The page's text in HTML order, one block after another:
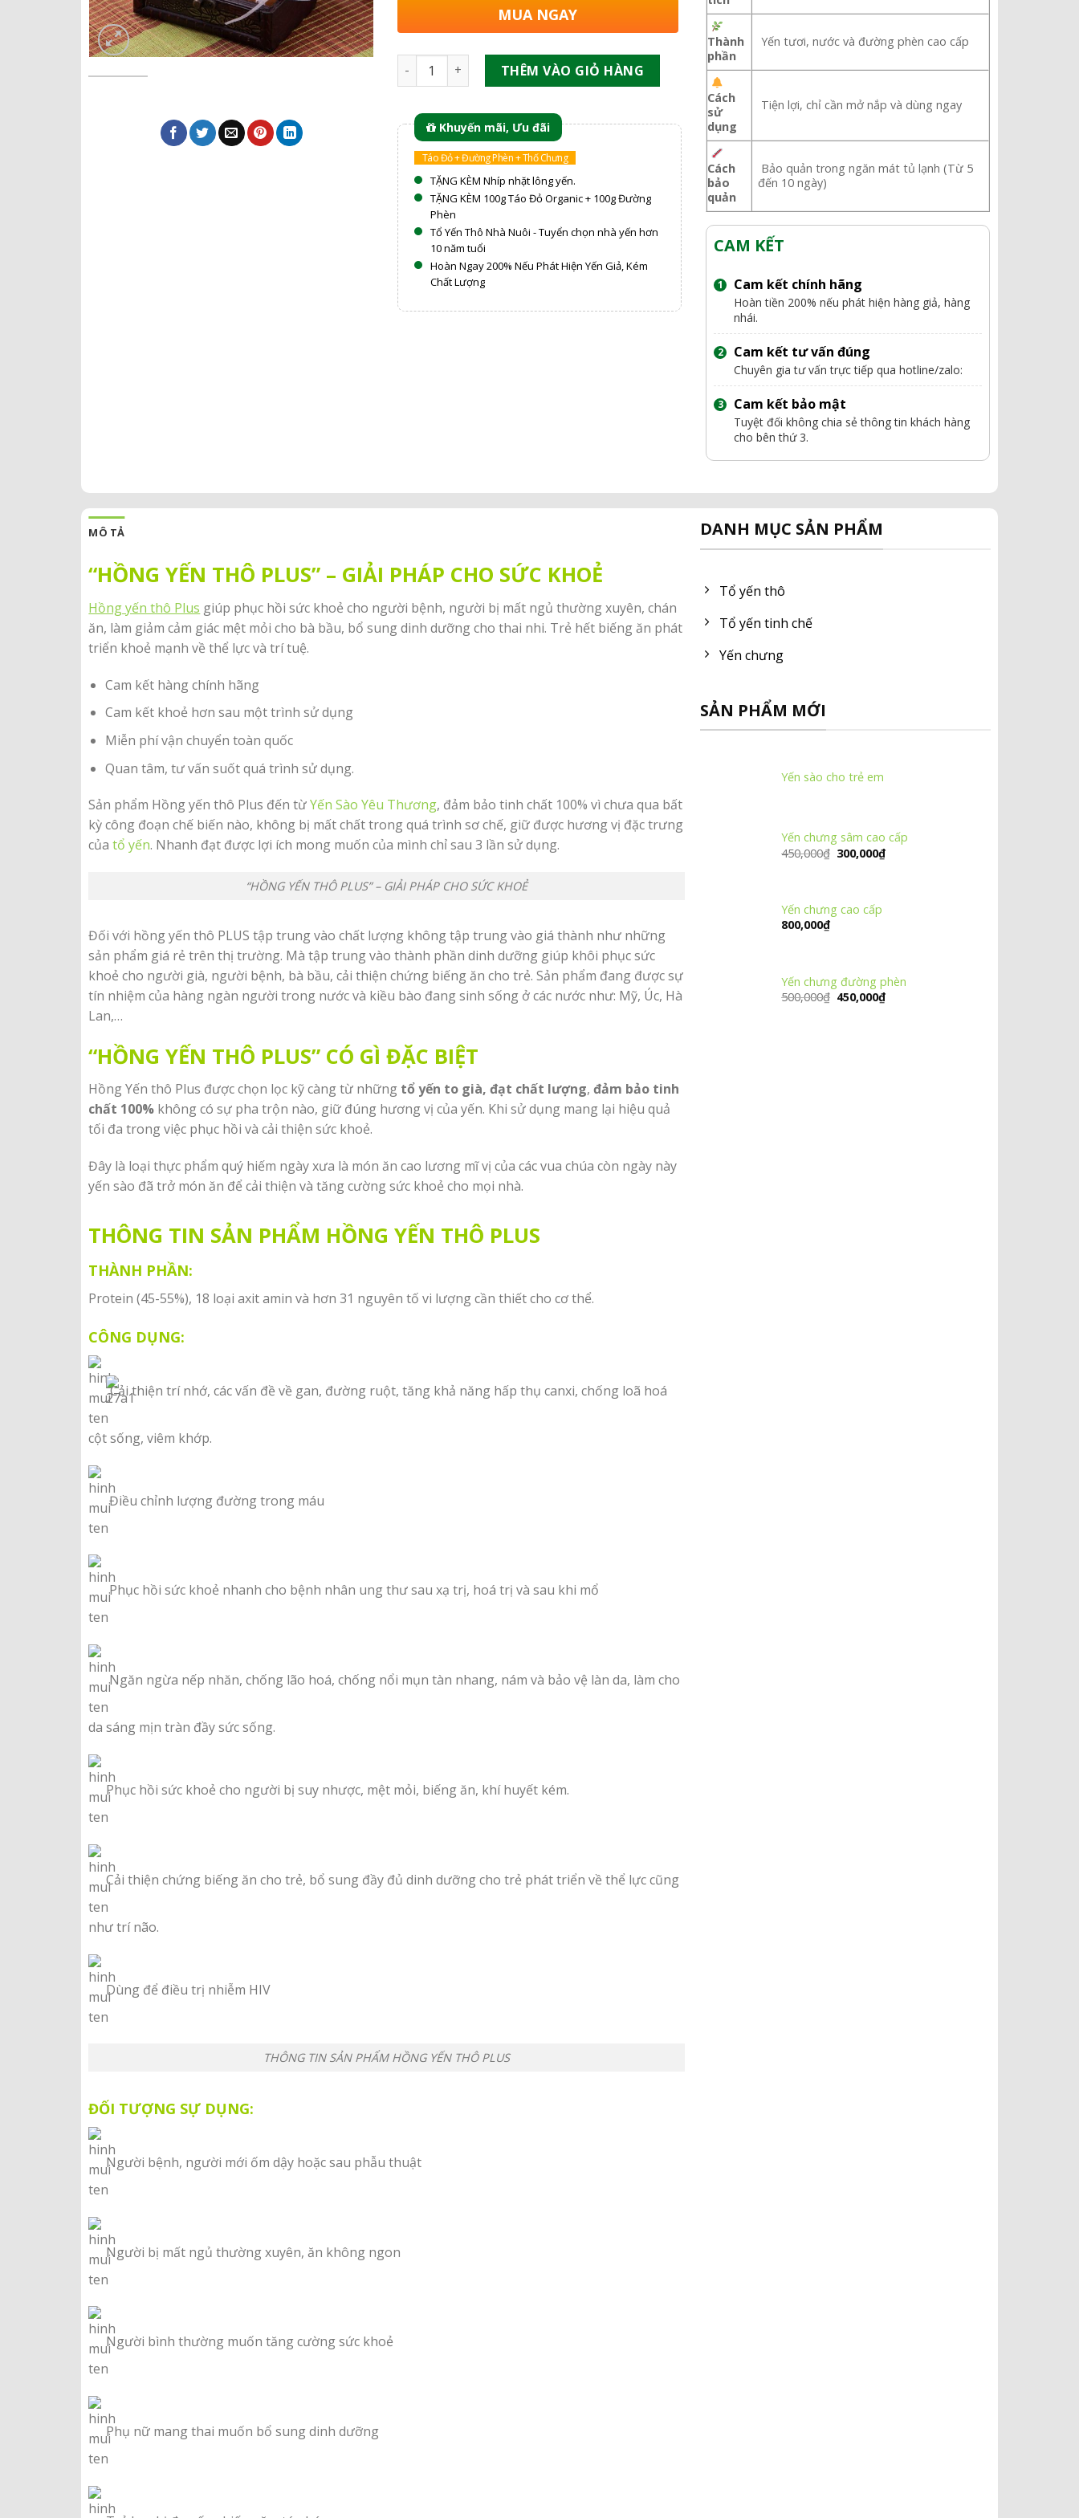
MUA NGAY
Hồng Yến Thô Plus số lượngTHÊM VÀO GIỎ HÀNG
Khuyến mãi, Ưu đãi
Táo Đỏ + Đường Phèn + Thố Chưng
TẶNG KÈM Nhíp nhặt lông yến.
TẶNG KÈM 100g Táo Đỏ Organic + 100g Đường
Phèn
Tổ Yến Thô Nhà Nuôi - Tuyển chọn nhà yến hơn
10 năm tuổi
Hoàn Ngay 200% Nếu Phát Hiện Yến Giả, Kém
Chất Lượng
Thành
phần
Yến tươi, nước và đường phèn cao cấp
Cách
sử
dụng
Tiện lợi, chỉ cần mở nắp và dùng ngay
Cách
bảo
quản
Bảo quản trong ngăn mát tủ lạnh (Từ 5
đến 10 ngày)
CAM KẾT
Cam kết chính hãng
Hoàn tiền 200% nếu phát hiện hàng giả, hàng
nhái.
Cam kết tư vấn đúng
Chuyên gia tư vấn trực tiếp qua hotline/zalo:
Cam kết bảo mật
Tuyệt đối không chia sẻ thông tin khách hàng
cho bên thứ 3.
MÔ TẢ
“HỒNG YẾN THÔ PLUS” – GIẢI PHÁP CHO SỨC KHOẺ
Hồng yến thô Plus giúp phục hồi sức khoẻ cho người bệnh, người bị mất ngủ thường xuyên, chán
ăn, làm giảm cảm giác mệt mỏi cho bà bầu, bổ sung dinh dưỡng cho thai nhi. Trẻ hết biếng ăn phát
triển khoẻ mạnh về thể lực và trí tuệ.
Cam kết hàng chính hãng
Cam kết khoẻ hơn sau một trình sử dụng
Miễn phí vận chuyển toàn quốc
Quan tâm, tư vấn suốt quá trình sử dụng.
Sản phẩm Hồng yến thô Plus đến từYến Sào Yêu Thương, đảm bảo tinh chất 100% vì chưa qua bất
kỳ công đoạn chế biến nào, không bị mất chất trong quá trình sơ chế, giữ được hương vị đặc trưng
củatổ yến. Nhanh đạt được lợi ích mong muốn của mình chỉ sau 3 lần sử dụng.
“HỒNG YẾN THÔ PLUS” – GIẢI PHÁP CHO SỨC KHOẺ
Đối với hồng yến thô PLUS tập trung vào chất lượng không tập trung vào giá thành như những
sản phẩm giá rẻ trên thị trường. Mà tập trung vào thành phần dinh dưỡng giúp khôi phục sức
khoẻ cho người già, người bệnh, bà bầu, cải thiện chứng biếng ăn cho trẻ. Sản phẩm đang được sự
tín nhiệm của hàng ngàn người trong nước và kiều bào đang sinh sống ở các nước như: Mỹ, Úc, Hà
Lan,…
“HỒNG YẾN THÔ PLUS” CÓ GÌ ĐẶC BIỆT
Hồng Yến thô Plus được chọn lọc kỹ càng từ những tổ yến to già, đạt chất lượng,đảm bảo tinh
chất 100% không có sự pha trộn nào, giữ đúng hương vị của yến. Khi sử dụng mang lại hiệu quả
tối đa trong việc phục hồi và cải thiện sức khoẻ.
Đây là loại thực phẩm quý hiếm ngày xưa là món ăn cao lương mĩ vị của các vua chúa còn ngày này
yến sào đã trở món ăn để cải thiện và tăng cường sức khoẻ cho mọi nhà.
THÔNG TIN SẢN PHẨM HỒNG YẾN THÔ PLUS
THÀNH PHẦN:
Protein (45-55%), 18 loại axit amin và hơn 31 nguyên tố vi lượng cần thiết cho cơ thể.
CÔNG DỤNG:
Cải thiện trí nhớ, các vấn đề về gan, đường ruột, tăng khả năng hấp thụ canxi, chống loã hoá
cột sống, viêm khớp.
Điều chỉnh lượng đường trong máu
Phục hồi sức khoẻ nhanh cho bệnh nhân ung thư sau xạ trị, hoá trị và sau khi mổ
Ngăn ngừa nếp nhăn, chống lão hoá, chống nổi mụn tàn nhang, nám và bảo vệ làn da, làm cho
da sáng mịn tràn đầy sức sống.
Phục hồi sức khoẻ cho người bị suy nhược, mệt mỏi, biếng ăn, khí huyết kém.
Cải thiện chứng biếng ăn cho trẻ, bổ sung đầy đủ dinh dưỡng cho trẻ phát triển về thể lực cũng
như trí não.
Dùng để điều trị nhiễm HIV
THÔNG TIN SẢN PHẨM HỒNG YẾN THÔ PLUS
ĐỐI TƯỢNG SỰ DỤNG:
Người bệnh, người mới ốm dậy hoặc sau phẫu thuật
Người bị mất ngủ thường xuyên, ăn không ngon
Người bình thường muốn tăng cường sức khoẻ
Phụ nữ mang thai muốn bổ sung dinh dưỡng
DANH MỤC SẢN PHẨM
Tổ yến thô
Tổ yến tinh chế
Yến chưng
SẢN PHẨM MỚI
Yến sào cho trẻ em
Yến chưng sâm cao cấp
450,000₫ Giá
gốc
300,000₫Giá
Yến chưng cao cấp
800,000₫
Yến chưng đường phèn
500,000₫ Giá
gốc
450,000₫Giá